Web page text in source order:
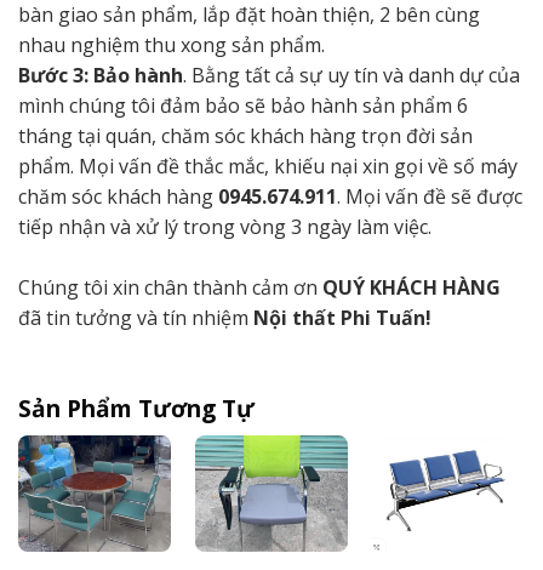
bàn giao sản phẩm, lắp đặt hoàn thiện, 2 bên cùng
nhau nghiệm thu xong sản phẩm.
Bước 3: Bảo hành. Bằng tất cả sự uy tín và danh dự của
mình chúng tôi đảm bảo sẽ bảo hành sản phẩm 6
tháng tại quán, chăm sóc khách hàng trọn đời sản
phẩm. Mọi vấn đề thắc mắc, khiếu nại xin gọi về số máy
chăm sóc khách hàng 0945.674.911. Mọi vấn đề sẽ được
tiếp nhận và xử lý trong vòng 3 ngày làm việc.
Chúng tôi xin chân thành cảm ơn QUÝ KHÁCH HÀNG
đã tin tưởng và tín nhiệm Nội thất Phi Tuấn!
Sản Phẩm Tương Tự